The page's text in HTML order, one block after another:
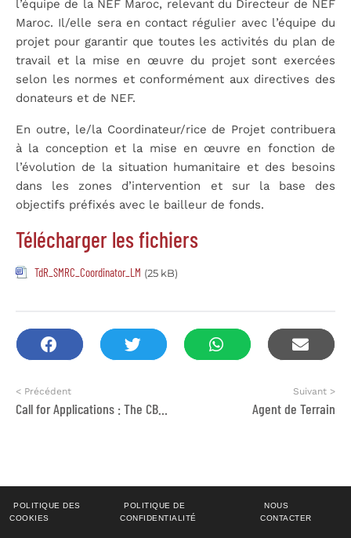
l’équipe de la NEF Maroc, relevant du Directeur de NEF
Maroc. Il/elle sera en contact régulier avec l’équipe du
projet pour garantir que toutes les activités du plan de
travail et la mise en œuvre du projet sont exercées
selon les normes et conformément aux directives des
donateurs et de NEF.
En outre, le/la Coordinateur/rice de Projet contribuera
à la conception et la mise en œuvre en fonction de
l’évolution de la situation humanitaire et des besoins
dans les zones d’intervention et sur la base des
objectifs préfixés avec le bailleur de fonds.
Télécharger les fichiers
TdR_SMRC_Coordinator_LM (25 kB)
< Précédent Suivant >
Agent de Terrain
POLITIQUE DES
COOKIES
POLITIQUE DE
CONFIDENTIALITÉ
NOUS
CONTACTER